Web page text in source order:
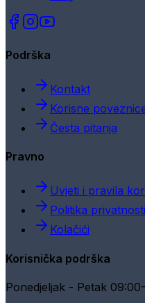
Podrška
Kontakt
Korisne
Česta pitanja
Pravno
Uvjeti i pravila
Politika privatnosti
Kolačići
Korisnička podrška
Ponedjeljak - Petak